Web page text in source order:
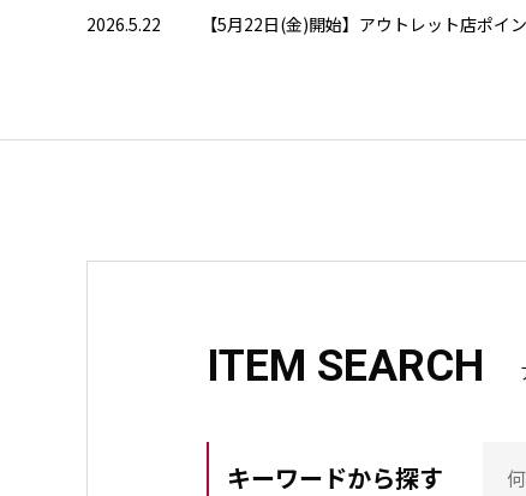
2026.5.22 【5月22日(金)開始】アウトレット店ポイ
ITEM SEARCH
キーワードから探す